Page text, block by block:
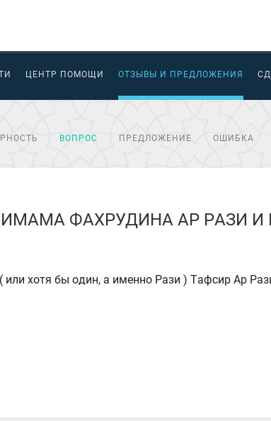
ЦЕНТР ПОМОЩИ ОТЗЫВЫ И ПРЕДЛОЖЕНИЯ
ВОПРОС ПРЕДЛОЖЕНИЕ ОШИБКА
ФАХРУДИНА АР РАЗИ
хотя бы один, а именно Рази ) Тафсир Ар